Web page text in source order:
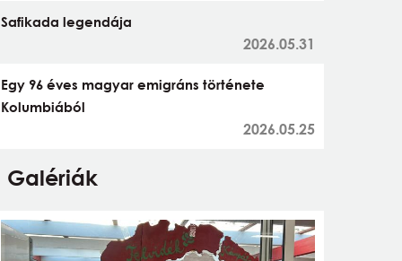
Safikada legendája
2026.05.31
Egy 96 éves magyar emigráns története
Kolumbiából
2026.05.25
Galériák